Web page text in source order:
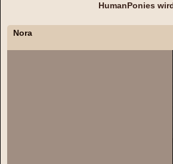
HumanPonies
Nora